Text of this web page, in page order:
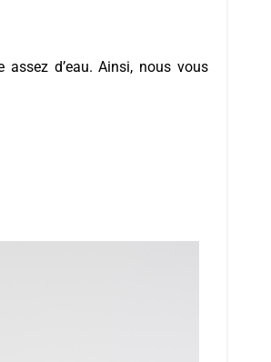
d’eau. Ainsi, nous vous